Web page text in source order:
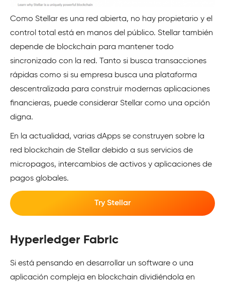
Como Stellar es una red abierta, no hay propietario y el
control total está en manos del público. Stellar también
depende de blockchain para mantener todo
sincronizado con la red. Tanto si busca transacciones
rápidas como si su empresa busca una plataforma
descentralizada para construir modernas aplicaciones
financieras, puede considerar Stellar como una opción
digna.
En la actualidad, varias dApps se construyen sobre la
red blockchain de Stellar debido a sus servicios de
micropagos, intercambios de activos y aplicaciones de
pagos globales.
Try Stellar
Hyperledger Fabric
Si está pensando en desarrollar un software o una
aplicación compleja en blockchain dividiéndola en